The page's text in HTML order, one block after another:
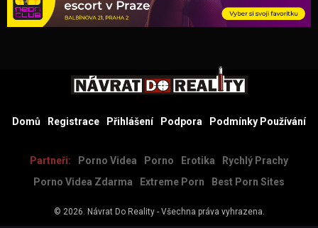
Domů Registrace Přihlášení Podpora Podmínky Používání
Partneři: Porno Videa Porno Erotika
Rychlý Prachy
Porno Videa Zdarma
Extreme Porn Best Porn Sites
© 2026. Návrat Do Reality- Všechna práva vyhrazena.